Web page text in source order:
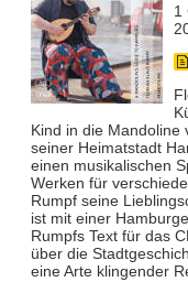
1
Kind in die Mandoline
seiner Heimatstadt
einen musikalischen
Werken für
Rumpf seine
ist mit einer
Rumpfs Text für das
über die
eine Arte klingender